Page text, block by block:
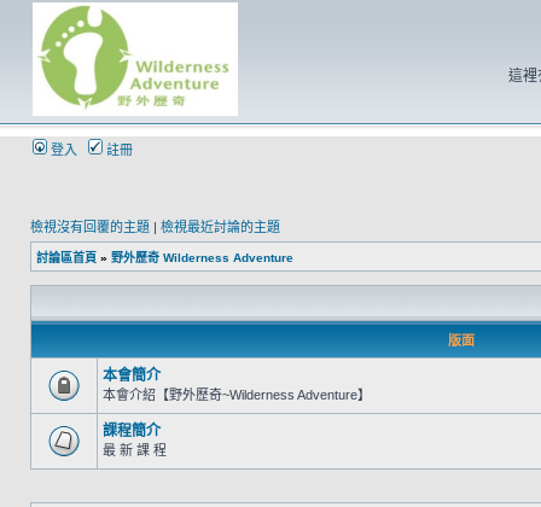
這裡
登入 註冊
檢視沒有回覆的主題 | 檢視最近討論的主題
討論區首頁 » 野外歷奇 Wilderness Adventure
版面
本會簡介
本會介紹【野外歷奇~Wilderness Adventure】
課程簡介
最 新 課 程